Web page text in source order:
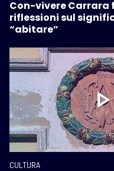
Con-vivere Carrara
riflessioni sul
“abitare”
CULTURA